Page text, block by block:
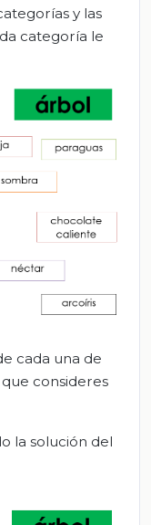
y las
categoría le
cada una de
consideres
la solución del